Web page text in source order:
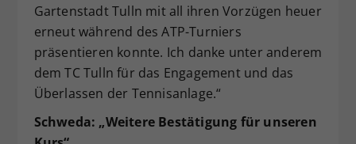
Gartenstadt Tulln mit all ihren Vorzügen heuer
erneut während des ATP-Turniers
präsentieren konnte. Ich danke unter anderem
dem TC Tulln für das Engagement und das
Überlassen der Tennisanlage.“
Schweda: „Weitere Bestätigung für unseren